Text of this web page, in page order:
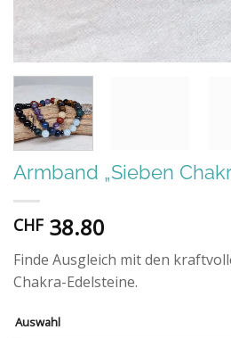
Armband „Sieben
CHF 38.80
Finde Ausgleich mit den
Chakra-Edelsteine.
Auswahl